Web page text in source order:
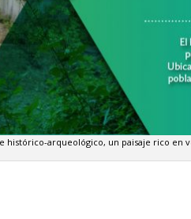
histórico-arqueológico, un paisaje rico en